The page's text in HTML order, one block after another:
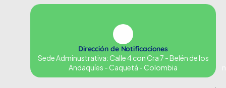
Dirección de Notificaciones
Sede Adminustrativa: Calle 4 con Cra 7 - Belén de los
Andaquíes - Caquetá - Colombia